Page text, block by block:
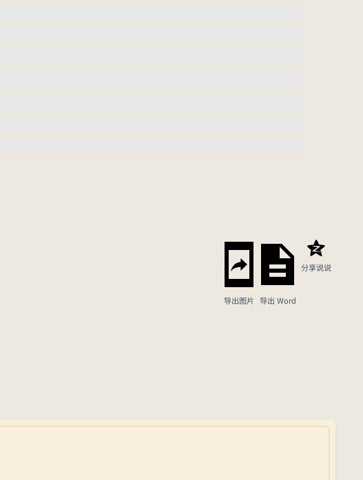
导出图片 导出 Word
分享说说